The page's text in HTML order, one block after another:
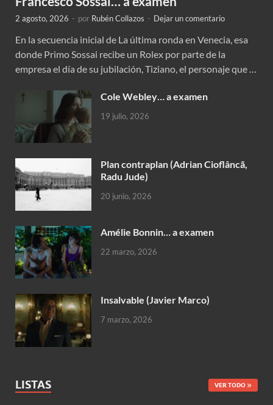
2 agosto, 2026 - por Rubén Collazos - Dejar un comentario
En la secuencia inicial de La última ronda en Venecia, esa
donde Primo Sossai recibe un Rolex por parte de la
empresa el día de su jubilación, Tiziano, el personaje que …
Cole Webley… a examen
19 julio, 2026
Plan contraplan (Adrian Cioflâncã,
Radu Jude)
20 junio, 2026
Amélie Bonnin… a examen
22 marzo, 2026
Insalvable (Javier Marco)
7 marzo, 2026
LISTAS VER TODO